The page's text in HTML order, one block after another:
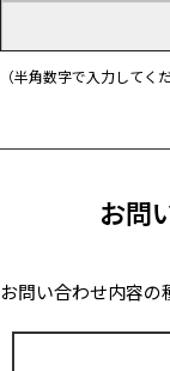
（半角数字で入力してく
お問
お問い合わせ内容